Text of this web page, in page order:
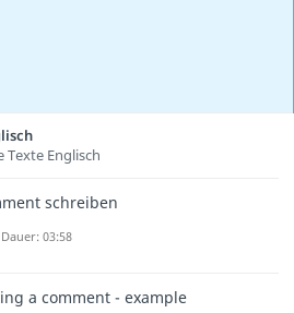
Englisch
schreiben
03:58
a comment - example